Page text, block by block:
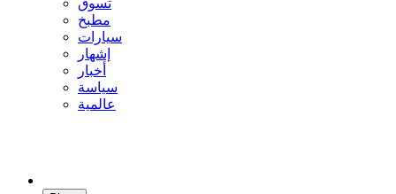
تسوق
مطبخ
سيارات
إشهار
أخبار
سياسة
عالمية